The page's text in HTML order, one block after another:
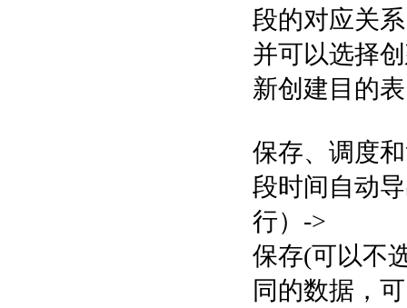
段的对应关
并可以选择
新创建目的
保存、调度
段时间自动
行）->
保存(可以不
同的数据，